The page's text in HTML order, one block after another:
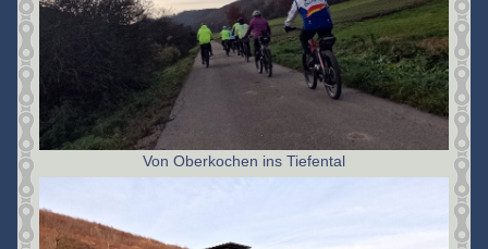
Von Oberkochen ins Tiefental